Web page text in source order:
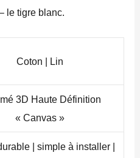
le tigre blanc.
Coton | Lin
3D Haute Définition
« Canvas »
| simple à installer |